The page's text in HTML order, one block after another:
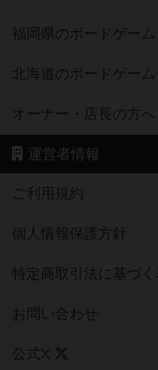
福岡県のボードゲーム
北海道のボードゲー
オーナー・店長の方へ
運営者情報
ご利用規約
個人情報保護方針
特定商取引法に基づく
お問い合わせ
公式X